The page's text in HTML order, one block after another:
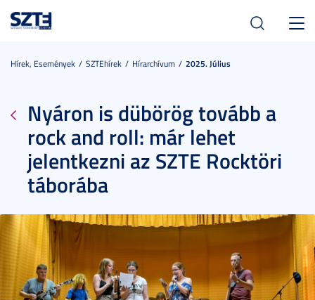
Hírek, Események SZTEhírek Hírarchívum 2025. Július
Nyáron is dübörög tovább a
rock and roll: már lehet
jelentkezni az SZTE Rocktöri
táborába